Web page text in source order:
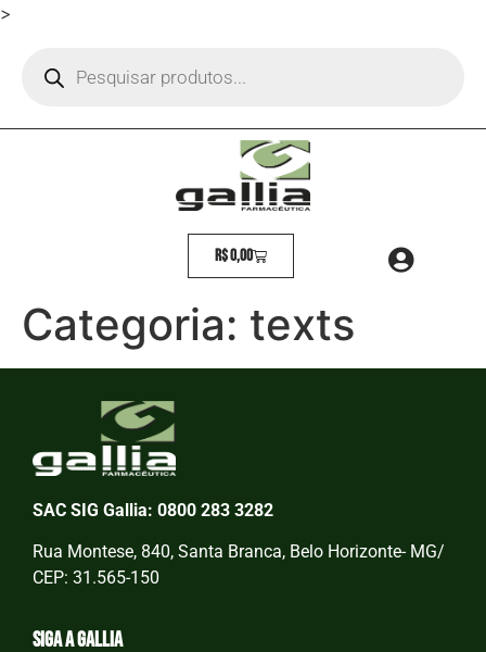
>
R$0,00
Categoria: texts
SAC SIG Gallia: 0800 283 3282
Rua Montese, 840, Santa Branca, Belo Horizonte- MG/
CEP: 31.565-150
Siga a Gallia